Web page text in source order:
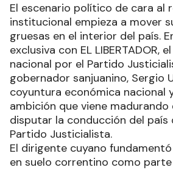
El escenario político de cara al
institucional empieza a mover
gruesas en el interior del país.
exclusiva con EL LIBERTADOR,
nacional por el Partido
gobernador sanjuanino, Sergio
coyuntura económica nacional
ambición que viene madurando
disputar la conducción del país
Partido Justicialista.
El dirigente cuyano
en suelo correntino como